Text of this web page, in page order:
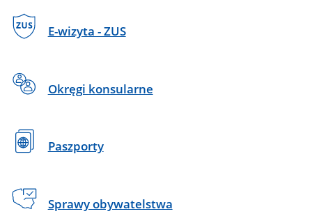
E-wizyta - ZUS
Okręgi konsularne
Paszporty
Sprawy obywatelstwa